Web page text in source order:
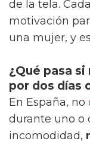
de la tela.
motivación
una mujer, y
¿Qué pasa
por dos días
En España, no
durante uno o
incomodidad,